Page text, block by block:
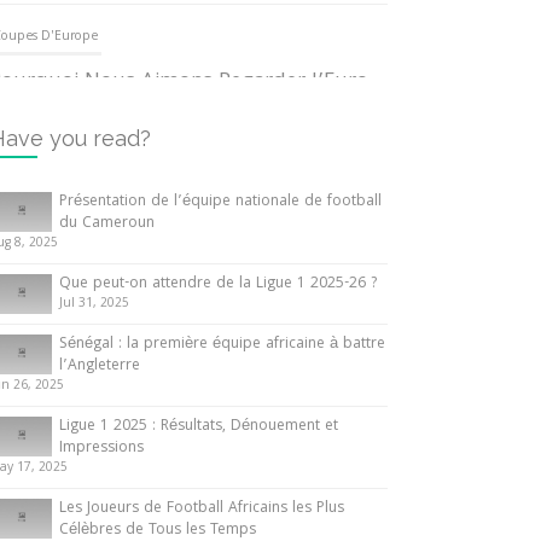
D'Europe
Nous Aimons Regarder l’Euro
June 2024
Internationales
ce que vous devez savoir sur la
d’Afrique des Nations
10 May 2024
Internationales
de l’équipe nationale de
football du Cameroun
2025
you read?
Présentation de l’équipe nationale de football
du Cameroun
8, 2025
Que peut-on attendre de la Ligue 1 2025-26 ?
Jul 31, 2025
Sénégal : la première équipe africaine à battre
l’Angleterre
26, 2025
Ligue 1 2025 : Résultats, Dénouement et
Impressions
17, 2025
Les Joueurs de Football Africains les Plus
Célèbres de Tous les Temps